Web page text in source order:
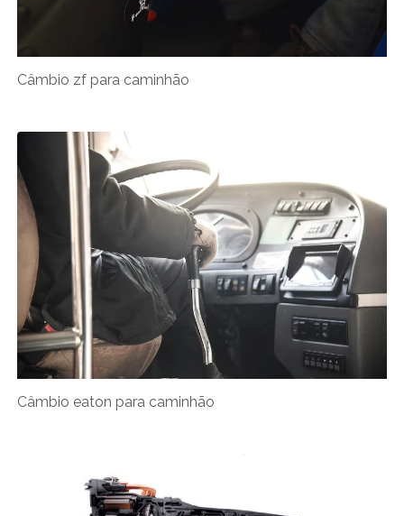
Câmbio zf para caminhão
Câmbio eaton para caminhão